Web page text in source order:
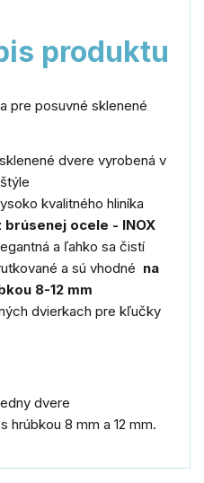
produktu
pre posuvné sklenené
dvere vyrobená v
kvalitného hliníka
brúsenej ocele - INOX
a ľahko sa čistí
a sú vhodné na
8-12 mm
dvierkach pre kľučky
dvere
hrúbkou 8 mm a 12 mm.